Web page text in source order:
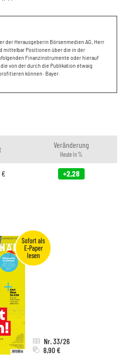
der Herausgeberin Börsenmedien AG, Herr
mittelbar Positionen über die in der
Finanzinstrumente oder hierauf
von der durch die Publikation etwaig
können: Bayer.
Veränderung
Heute in %
€ +2,28
Nr. 33/26
8,90 €